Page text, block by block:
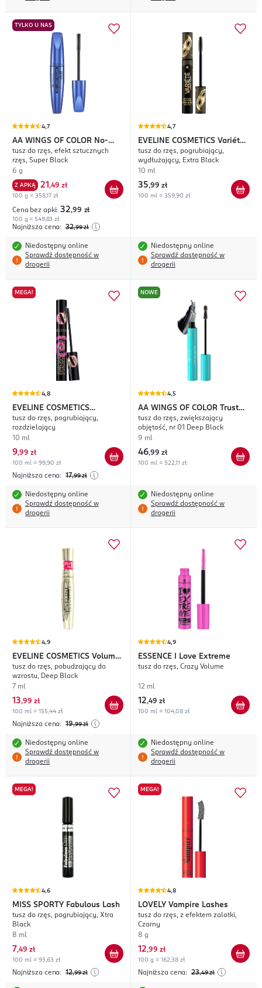
TYLKO U NAS
4,7
AA WINGS OF COLOR No-
Limit Volume Babydoll
tusz do rzęs, efekt sztucznych
rzęs, Super Black
6 g
Z APKĄ 21 ,49 zł
100 g = 358,17 zł
Cena bez apki: 32,99 zł
100 g = 549,83 zł
Najniższa cena: 32,99 zł
Niedostępny online
Sprawdź dostępność w
drogerii
4,7
EVELINE COSMETICS Variété
Lashes Show
tusz do rzęs, pogrubiający,
wydłużający, Extra Black
10 ml
35,99 zł
100 ml = 359,90 zł
Niedostępny online
Sprawdź dostępność w
drogerii
MEGA!
4,8
EVELINE COSMETICS
Extension Volume
tusz do rzęs, pogrubiający,
rozdzielający
10 ml
9,99 zł
100 ml = 99,90 zł
Najniższa cena: 17,99 zł
Niedostępny online
Sprawdź dostępność w
drogerii
NOWE
4,5
AA WINGS OF COLOR Trust
Your Wings Your Hero
tusz do rzęs, zwiększający
objętość, nr 01 Deep Black
9 ml
46,99 zł
100 ml = 522,11 zł
Niedostępny online
Sprawdź dostępność w
drogerii
4,9
EVELINE COSMETICS Volume
Celebrities
tusz do rzęs, pobudzający do
wzrostu, Deep Black
7 ml
13,99 zł
100 ml = 155,44 zł
Najniższa cena: 19,99 zł
Niedostępny online
Sprawdź dostępność w
drogerii
4,9
ESSENCE I Love Extreme
tusz do rzęs, Crazy Volume
12 ml
12,49 zł
100 ml = 104,08 zł
Niedostępny online
Sprawdź dostępność w
drogerii
MEGA!
4,6
MISS SPORTY Fabulous Lash
tusz do rzęs, pogrubiający, Xtra
Black
8 ml
7,49 zł
100 ml = 93,63 zł
Najniższa cena: 12,99 zł
MEGA!
4,8
LOVELY Vampire Lashes
tusz do rzęs, z efektem zalotki,
Czarny
8 g
12,99 zł
100 g = 162,38 zł
Najniższa cena: 23,49 zł